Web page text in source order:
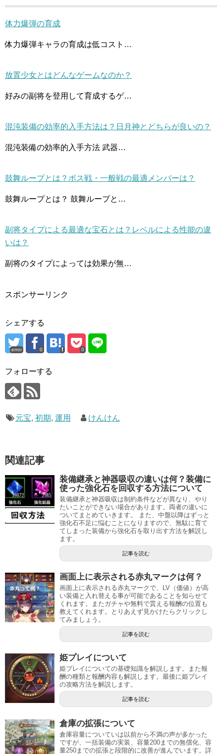
体力爆弾の育成
体力爆弾キャラの育成は低コスト…
放置少女とはどんなゲームなのか？
好みの副将を登用して育成するゲ…
混沌装備の効率的入手方法は？日月神とどちらが良いの？
混沌装備の効率的入手方法 武器…
鼓舞ループとは？ボス戦・一般戦の最適メンバーは？
鼓舞ループとは？ 鼓舞ループと…
副将タイプによる最適な宝石とは？レベルによる性能の違
いは？
副将のタイプによっては効果が無…
スポンサーリンク
シェアする
error 0 0
フォローする
元宝, 初期, 運用 けんけん
関連記事
装備継承と神器吸収の違いは何？装備に
使った強化石を回収する方法について
装備継承と神器吸収は制約条件などが異なり、やり
たいことができない場合があります。両者の違いに
ついてまとめていきます。 また、中盤以降はずっと
強化石不足に悩むことになりますので、無駄に育て
てしまった装備から強化石を取り出す方法を解説し
ます。
記事を読む
画面上に表示される赤丸マークは何？
画面上に表示される赤丸マークで、LV（価値）が高
い装備と入れ替える事が可能であることを知らせて
くれます。またガチャや無料で貰える報酬の位置も
教えてくれます。とりあえず見かけたらクリックし
てみましょう。
記事を読む
姫プレイについて
姫プレイについての基礎知識を解説します。また報
酬の種類と報酬内容も解説します。最後に姫プレイ
の攻略方法を解説します。
記事を読む
倉庫の拡張について
倉庫容量についていは以前から不満の声が多かった
ですが、一括装備の実装、容量200までの無償化、容
量250までの拡張と段階的に改善が進んでいます。詳